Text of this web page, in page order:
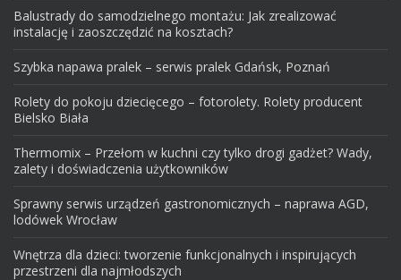
Balustrady do samodzielnego montażu: Jak zrealizować
instalację i zaoszczędzić na kosztach?
Szybka napawa pralek – serwis pralek Gdańsk, Poznań
Rolety do pokoju dziecięcego – fotorolety. Rolety producent
Bielsko Biała
Thermomix – Przełom w kuchni czy tylko drogi gadżet? Wady,
zalety i doświadczenia użytkowników
Sprawny serwis urządzeń gastronomicznych – naprawa AGD,
lodówek Wrocław
Wnętrza dla dzieci: tworzenie funkcjonalnych i inspirujących
przestrzeni dla najmłodszych